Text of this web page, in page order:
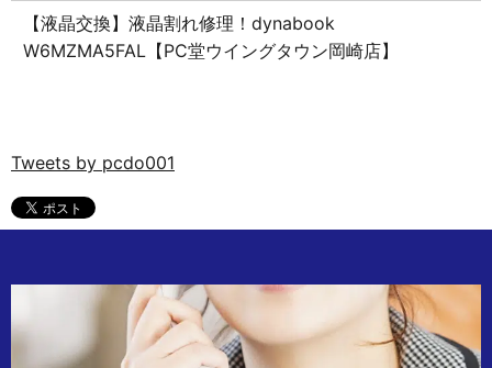
【液晶交換】液晶割れ修理！dynabook
W6MZMA5FAL【PC堂ウイングタウン岡崎店】
Tweets by pcdo001